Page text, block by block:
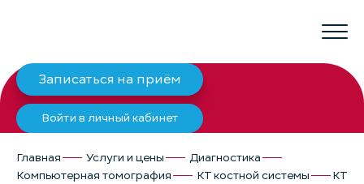
Записаться на приём
Войти в личный кабинет
Главная Услуги и цены
Диагностика
Компьютерная томография
КТ костной системы
КТ